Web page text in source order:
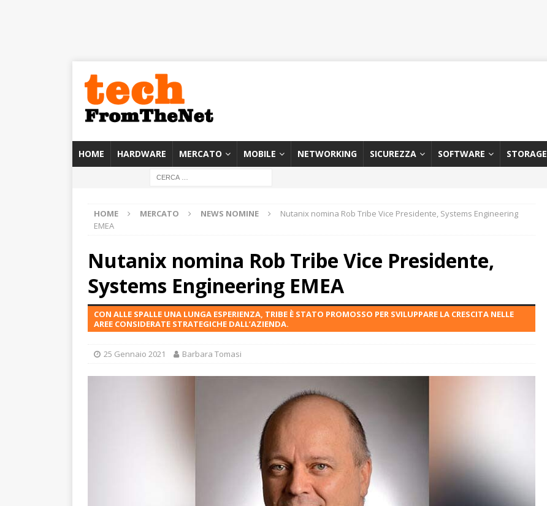
HOME HARDWARE MERCATO MOBILE NETWORKING SICUREZZA SOFTWARE STORAGE
HOME MERCATO NEWS NOMINE
Nutanix nomina Rob Tribe Vice Presidente, Systems Engineering
EMEA
Nutanix nomina Rob Tribe Vice Presidente,
Systems Engineering EMEA
CON ALLE SPALLE UNA LUNGA ESPERIENZA, TRIBE È STATO PROMOSSO PER SVILUPPARE LA CRESCITA NELLE
AREE CONSIDERATE STRATEGICHE DALL’AZIENDA.
25 Gennaio 2021 Barbara Tomasi